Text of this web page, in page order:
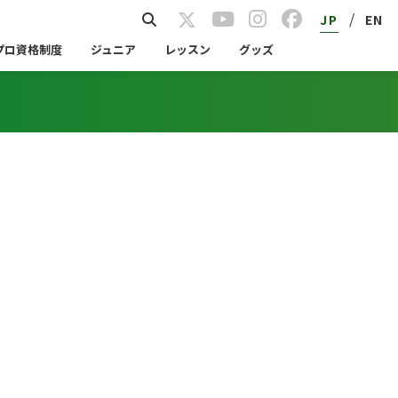
JP / EN
ロ資格制度 ジュニア レッスン グッズ